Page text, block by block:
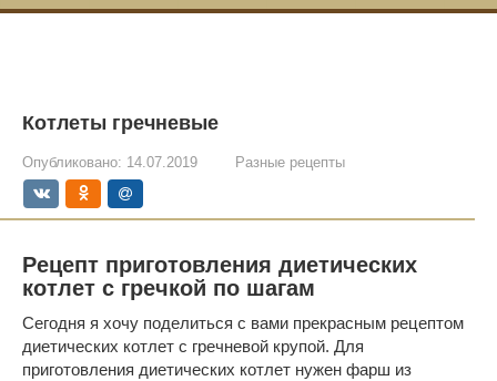
Котлеты гречневые
Опубликовано: 14.07.2019 Разные рецепты
Рецепт приготовления диетических
котлет с гречкой по шагам
Сегодня я хочу поделиться с вами прекрасным рецептом
диетических котлет с гречневой крупой. Для
приготовления диетических котлет нужен фарш из